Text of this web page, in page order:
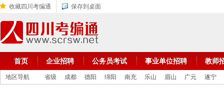
收藏四川考编通 保存到桌面
首页 企业招聘 公务员考试 事业单位招聘 教师
地区导航 省级 成都 德阳 绵阳 南充 乐山 眉山 广元 遂宁